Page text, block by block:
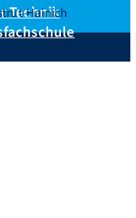
Technik
Hainich